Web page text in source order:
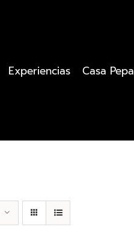
Experiencias Casa Pepa